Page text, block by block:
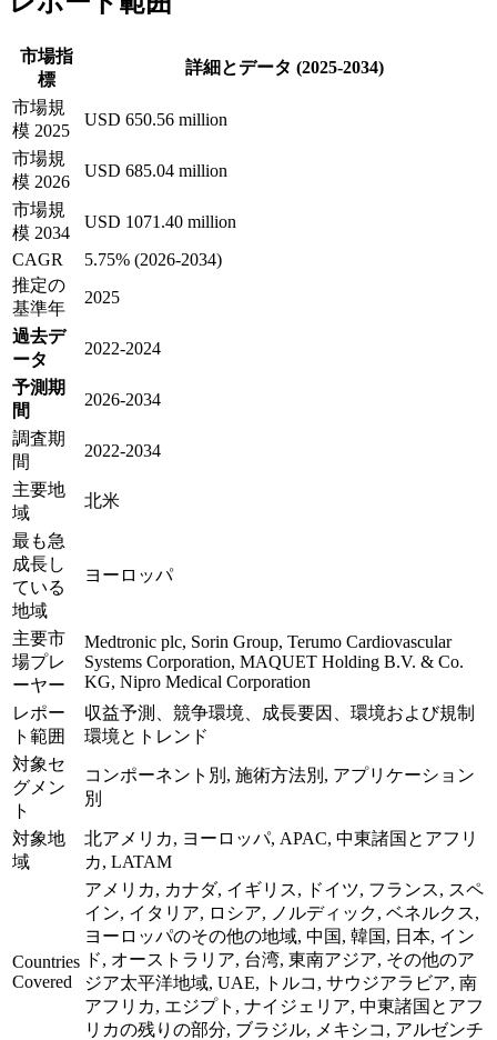
市場指
標
詳細とデータ (2025-2034)
市場規
模 2025
USD 650.56 million
市場規
模 2026
USD 685.04 million
市場規
模 2034
USD 1071.40 million
CAGR
5.75% (2026-2034)
推定の
基準年
2025
過去デ
ータ
2022-2024
予測期
間
2026-2034
調査期
間
2022-2034
主要地
域
北米
最も急
成長し
ている
地域
ヨーロッパ
主要市
場プレ
ーヤー
Medtronic plc, Sorin Group, Terumo Cardiovascular
Systems Corporation, MAQUET Holding B.V. & Co.
KG, Nipro Medical Corporation
レポー
ト範囲
収益予測、競争環境、成長要因、環境および規制
環境とトレンド
対象セ
グメン
ト
コンポーネント別, 施術方法別, アプリケーション
別
対象地
域
北アメリカ, ヨーロッパ, APAC, 中東諸国とアフリ
カ, LATAM
Countries
Covered
アメリカ, カナダ, イギリス, ドイツ, フランス, スペ
イン, イタリア, ロシア, ノルディック, ベネルクス,
ヨーロッパのその他の地域, 中国, 韓国, 日本, イン
ド, オーストラリア, 台湾, 東南アジア, その他のア
ジア太平洋地域, UAE, トルコ, サウジアラビア, 南
アフリカ, エジプト, ナイジェリア, 中東諸国とアフ
リカの残りの部分, ブラジル, メキシコ, アルゼンチ